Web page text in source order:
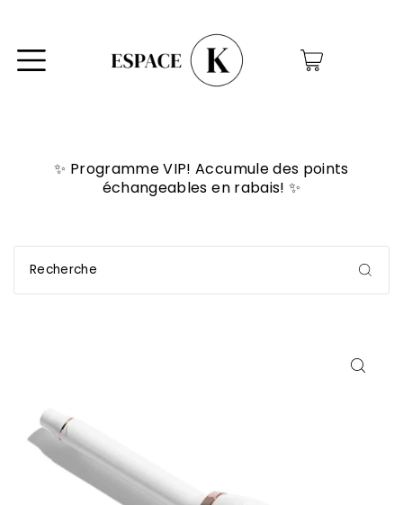
0
✨ Programme VIP! Accumule des points
échangeables en rabais! ✨